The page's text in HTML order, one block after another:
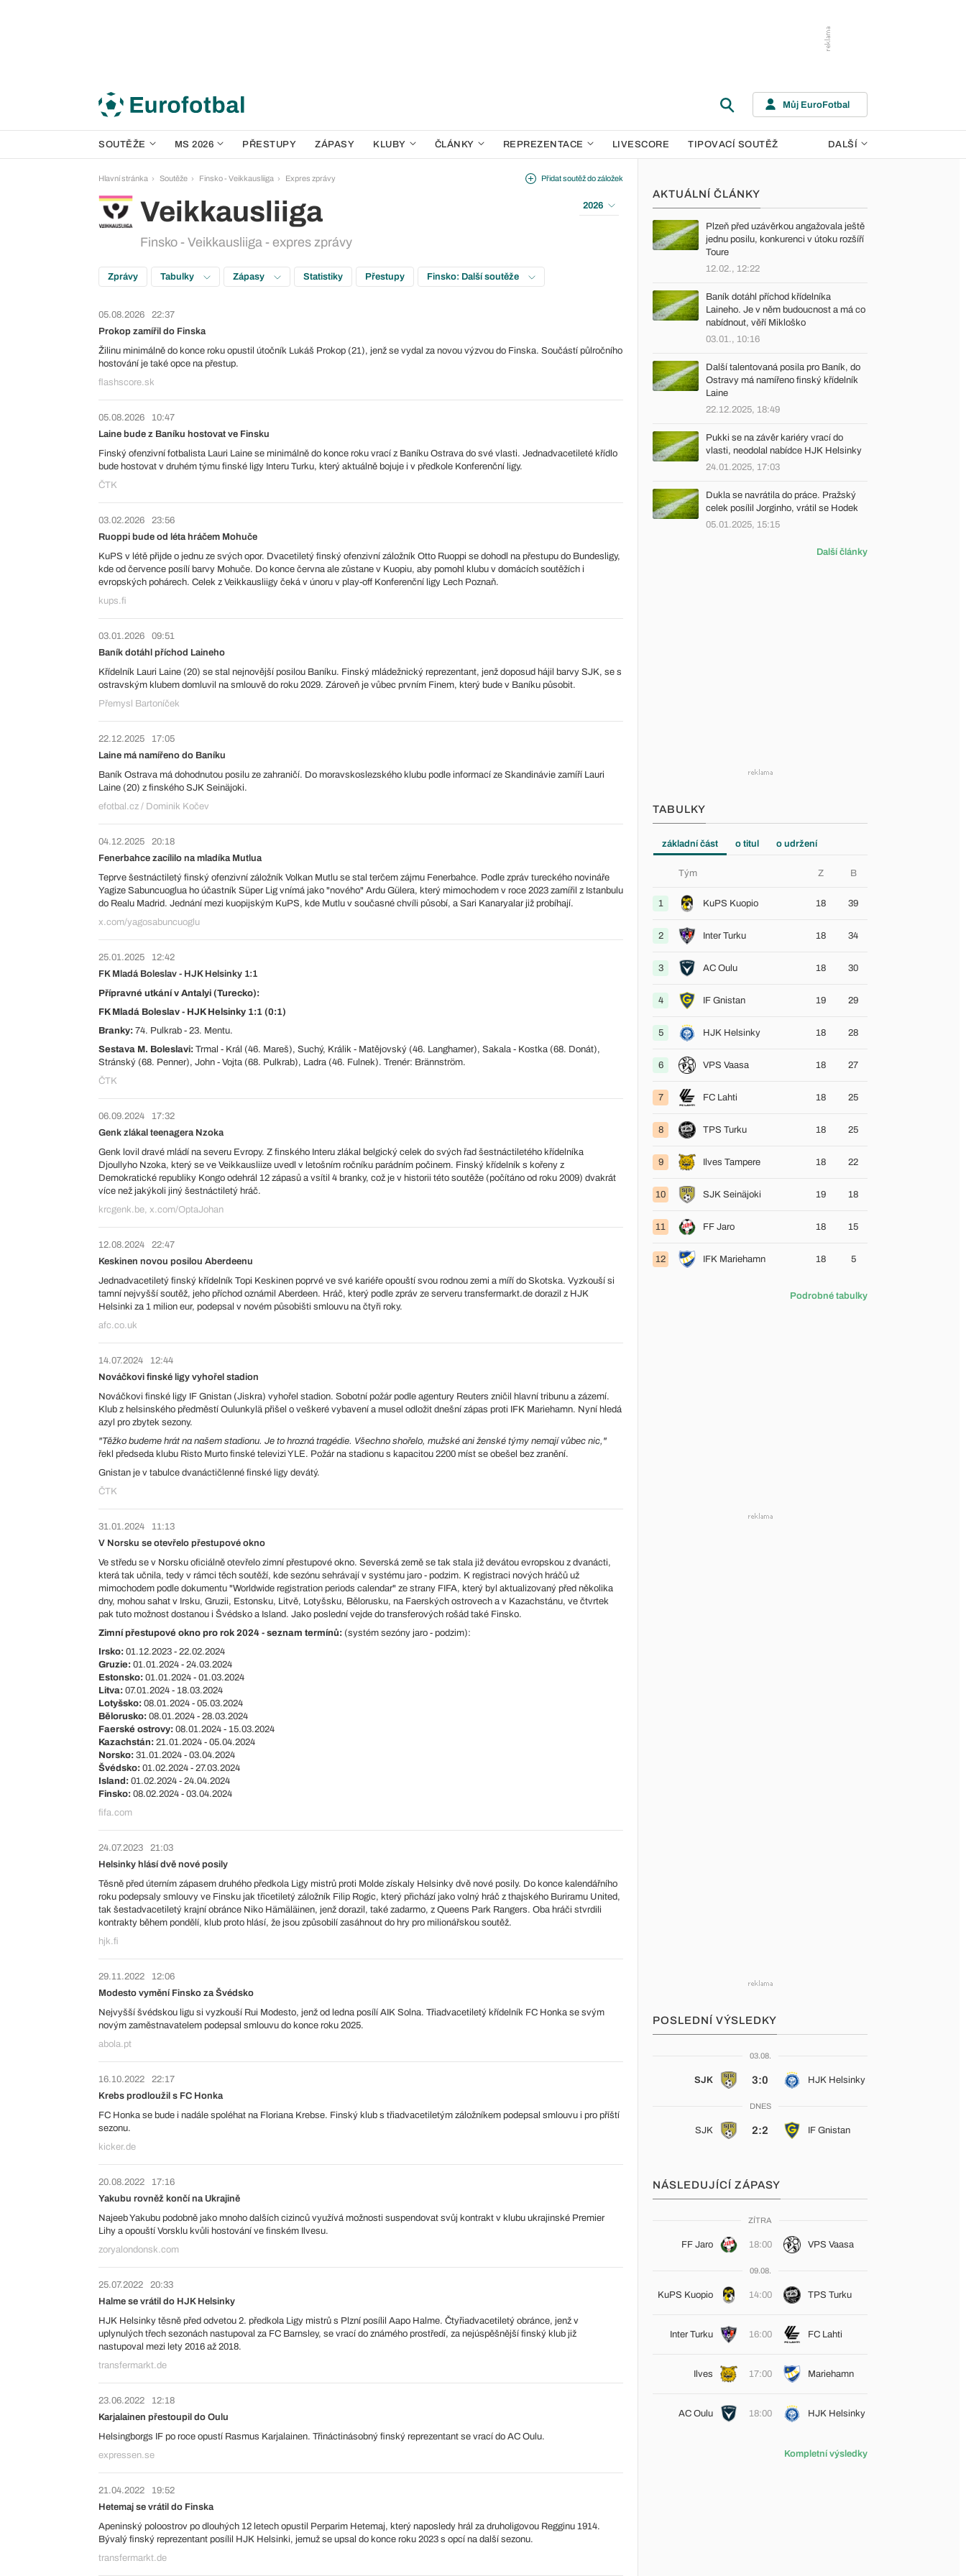
Můj EuroFotbal
SOUTĚŽE MS 2026 PŘESTUPY ZÁPASY KLUBY ČLÁNKY REPREZENTACE LIVESCORE TIPOVACÍ SOUTĚŽ DALŠÍ
Hlavní stránka Soutěže Finsko - Veikkausliiga Expres zprávy
Veikkausliiga
Finsko - Veikkausliiga - expres zprávy
Přidat soutěž do záložek
2026
Zprávy Tabulky Zápasy Statistiky Přestupy Finsko: Další soutěže
05.08.2026
22:37
Prokop zamířil do Finska
Žilinu minimálně do konce roku opustil útočník Lukáš Prokop (21), jenž se vydal za novou výzvou do Finska. Součástí půlročního
hostování je také opce na přestup.
flashscore.sk
05.08.2026
10:47
Laine bude z Baníku hostovat ve Finsku
Finský ofenzivní fotbalista Lauri Laine se minimálně do konce roku vrací z Baníku Ostrava do své vlasti. Jednadvacetileté křídlo
bude hostovat v druhém týmu finské ligy Interu Turku, který aktuálně bojuje i v předkole Konferenční ligy.
ČTK
03.02.2026
23:56
Ruoppi bude od léta hráčem Mohuče
KuPS v létě přijde o jednu ze svých opor. Dvacetiletý finský ofenzivní záložník Otto Ruoppi se dohodl na přestupu do Bundesligy,
kde od července posílí barvy Mohuče. Do konce června ale zůstane v Kuopiu, aby pomohl klubu v domácích soutěžích i
evropských pohárech. Celek z Veikkausliigy čeká v únoru v play-off Konferenční ligy Lech Poznaň.
kups.fi
03.01.2026
09:51
Baník dotáhl příchod Laineho
Křídelník Lauri Laine (20) se stal nejnovější posilou Baníku. Finský mládežnický reprezentant, jenž doposud hájil barvy SJK, se s
ostravským klubem domluvil na smlouvě do roku 2029. Zároveň je vůbec prvním Finem, který bude v Baníku působit.
Přemysl Bartoníček
22.12.2025
17:05
Laine má namířeno do Baníku
Baník Ostrava má dohodnutou posilu ze zahraničí. Do moravskoslezského klubu podle informací ze Skandinávie zamíří Lauri
Laine (20) z finského SJK Seinäjoki.
efotbal.cz / Dominik Kočev
04.12.2025
20:18
Fenerbahce zacílilo na mladíka Mutlua
Teprve šestnáctiletý finský ofenzivní záložník Volkan Mutlu se stal terčem zájmu Fenerbahce. Podle zpráv tureckého novináře
Yagize Sabuncuoglua ho účastník Süper Lig vnímá jako "nového" Ardu Gülera, který mimochodem v roce 2023 zamířil z Istanbulu
do Realu Madrid. Jednání mezi kuopijským KuPS, kde Mutlu v současné chvíli působí, a Sari Kanaryalar již probíhají.
x.com/yagosabuncuoglu
25.01.2025
12:42
FK Mladá Boleslav - HJK Helsinky 1:1
Přípravné utkání v Antalyi (Turecko):
FK Mladá Boleslav - HJK Helsinky 1:1 (0:1)
Branky: 74. Pulkrab - 23. Mentu.
Sestava M. Boleslavi: Trmal - Král (46. Mareš), Suchý, Králik - Matějovský (46. Langhamer), Sakala - Kostka (68. Donát),
Stránský (68. Penner), John - Vojta (68. Pulkrab), Ladra (46. Fulnek). Trenér: Brännström.
ČTK
06.09.2024
17:32
Genk zlákal teenagera Nzoka
Genk lovil dravé mládí na severu Evropy. Z finského Interu zlákal belgický celek do svých řad šestnáctiletého křídelníka
Djoullyho Nzoka, který se ve Veikkausliize uvedl v letošním ročníku parádním počinem. Finský křídelník s kořeny z
Demokratické republiky Kongo odehrál 12 zápasů a vsítil 4 branky, což je v historii této soutěže (počítáno od roku 2009) dvakrát
více než jakýkoli jiný šestnáctiletý hráč.
krcgenk.be, x.com/OptaJohan
12.08.2024
22:47
Keskinen novou posilou Aberdeenu
Jednadvacetiletý finský křídelník Topi Keskinen poprvé ve své kariéře opouští svou rodnou zemi a míří do Skotska. Vyzkouší si
tamní nejvyšší soutěž, jeho příchod oznámil Aberdeen. Hráč, který podle zpráv ze serveru transfermarkt.de dorazil z HJK
Helsinki za 1 milion eur, podepsal v novém působišti smlouvu na čtyři roky.
afc.co.uk
14.07.2024
12:44
Nováčkovi finské ligy vyhořel stadion
Nováčkovi finské ligy IF Gnistan (Jiskra) vyhořel stadion. Sobotní požár podle agentury Reuters zničil hlavní tribunu a zázemí.
Klub z helsinského předměstí Oulunkylä přišel o veškeré vybavení a musel odložit dnešní zápas proti IFK Mariehamn. Nyní hledá
azyl pro zbytek sezony.
"Těžko budeme hrát na našem stadionu. Je to hrozná tragédie. Všechno shořelo, mužské ani ženské týmy nemají vůbec nic,"
řekl předseda klubu Risto Murto finské televizi YLE. Požár na stadionu s kapacitou 2200 míst se obešel bez zranění.
Gnistan je v tabulce dvanáctičlenné finské ligy devátý.
ČTK
31.01.2024
11:13
V Norsku se otevřelo přestupové okno
Ve středu se v Norsku oficiálně otevřelo zimní přestupové okno. Severská země se tak stala již devátou evropskou z dvanácti,
která tak učnila, tedy v rámci těch soutěží, kde sezónu sehrávají v systému jaro - podzim. K registraci nových hráčů už
mimochodem podle dokumentu "Worldwide registration periods calendar" ze strany FIFA, který byl aktualizovaný před několika
dny, mohou sahat v Irsku, Gruzii, Estonsku, Litvě, Lotyšsku, Bělorusku, na Faerských ostrovech a v Kazachstánu, ve čtvrtek
pak tuto možnost dostanou i Švédsko a Island. Jako poslední vejde do transferových rošád také Finsko.
Zimní přestupové okno pro rok 2024 - seznam termínů: (systém sezóny jaro - podzim):
Irsko: 01.12.2023 - 22.02.2024
Gruzie: 01.01.2024 - 24.03.2024
Estonsko: 01.01.2024 - 01.03.2024
Litva: 07.01.2024 - 18.03.2024
Lotyšsko: 08.01.2024 - 05.03.2024
Bělorusko: 08.01.2024 - 28.03.2024
Faerské ostrovy: 08.01.2024 - 15.03.2024
Kazachstán: 21.01.2024 - 05.04.2024
Norsko: 31.01.2024 - 03.04.2024
Švédsko: 01.02.2024 - 27.03.2024
Island: 01.02.2024 - 24.04.2024
Finsko: 08.02.2024 - 03.04.2024
fifa.com
24.07.2023
21:03
Helsinky hlásí dvě nové posily
Těsně před úterním zápasem druhého předkola Ligy mistrů proti Molde získaly Helsinky dvě nové posily. Do konce kalendářního
roku podepsaly smlouvy ve Finsku jak třicetiletý záložník Filip Rogic, který přichází jako volný hráč z thajského Buriramu United,
tak šestadvacetiletý krajní obránce Niko Hämäläinen, jenž dorazil, také zadarmo, z Queens Park Rangers. Oba hráči stvrdili
kontrakty během pondělí, klub proto hlásí, že jsou způsobilí zasáhnout do hry pro milionářskou soutěž.
hjk.fi
29.11.2022
12:06
Modesto vymění Finsko za Švédsko
Nejvyšší švédskou ligu si vyzkouší Rui Modesto, jenž od ledna posílí AIK Solna. Třiadvacetiletý křídelník FC Honka se svým
novým zaměstnavatelem podepsal smlouvu do konce roku 2025.
abola.pt
16.10.2022
22:17
Krebs prodloužil s FC Honka
FC Honka se bude i nadále spoléhat na Floriana Krebse. Finský klub s třiadvacetiletým záložníkem podepsal smlouvu i pro příští
sezonu.
kicker.de
20.08.2022
17:16
Yakubu rovněž končí na Ukrajině
Najeeb Yakubu podobně jako mnoho dalších cizinců využívá možnosti suspendovat svůj kontrakt v klubu ukrajinské Premier
Lihy a opouští Vorsklu kvůli hostování ve finském Ilvesu.
zoryalondonsk.com
25.07.2022
20:33
Halme se vrátil do HJK Helsinky
HJK Helsinky těsně před odvetou 2. předkola Ligy mistrů s Plzní posílil Aapo Halme. Čtyřiadvacetiletý obránce, jenž v
uplynulých třech sezonách nastupoval za FC Barnsley, se vrací do známého prostředí, za nejúspěšnější finský klub již
nastupoval mezi lety 2016 až 2018.
transfermarkt.de
23.06.2022
12:18
Karjalainen přestoupil do Oulu
Helsingborgs IF po roce opustí Rasmus Karjalainen. Třináctinásobný finský reprezentant se vrací do AC Oulu.
expressen.se
21.04.2022
19:52
Hetemaj se vrátil do Finska
Apeninský poloostrov po dlouhých 12 letech opustil Perparim Hetemaj, který naposledy hrál za druholigovou Regginu 1914.
Bývalý finský reprezentant posílil HJK Helsinki, jemuž se upsal do konce roku 2023 s opcí na další sezonu.
transfermarkt.de
AKTUÁLNÍ ČLÁNKY
Plzeň před uzávěrkou angažovala ještě
jednu posilu, konkurenci v útoku rozšíří
Toure
12.02., 12:22
Baník dotáhl příchod křídelníka
Laineho. Je v něm budoucnost a má co
nabídnout, věří Mikloško
03.01., 10:16
Další talentovaná posila pro Baník, do
Ostravy má namířeno finský křídelník
Laine
22.12.2025, 18:49
Pukki se na závěr kariéry vrací do
vlasti, neodolal nabídce HJK Helsinky
24.01.2025, 17:03
Dukla se navrátila do práce. Pražský
celek posílil Jorginho, vrátil se Hodek
05.01.2025, 15:15
Další články
TABULKY
základní část o titul o udržení
Tým Z B
1 KuPS Kuopio 18 39
2 Inter Turku 18 34
3 AC Oulu 18 30
4 IF Gnistan 19 29
5 HJK Helsinky 18 28
6 VPS Vaasa 18 27
7 FC Lahti 18 25
8 TPS Turku 18 25
9 Ilves Tampere 18 22
10 SJK Seinäjoki 19 18
11 FF Jaro 18 15
12 IFK Mariehamn 18 5
Podrobné tabulky
POSLEDNÍ VÝSLEDKY
03.08.
SJK 3:0 HJK Helsinky
DNES
SJK 2:2 IF Gnistan
NÁSLEDUJÍCÍ ZÁPASY
ZÍTRA
FF Jaro 18:00 VPS Vaasa
09.08.
KuPS Kuopio 14:00 TPS Turku
Inter Turku 16:00 FC Lahti
Ilves 17:00 Mariehamn
AC Oulu 18:00 HJK Helsinky
Kompletní výsledky